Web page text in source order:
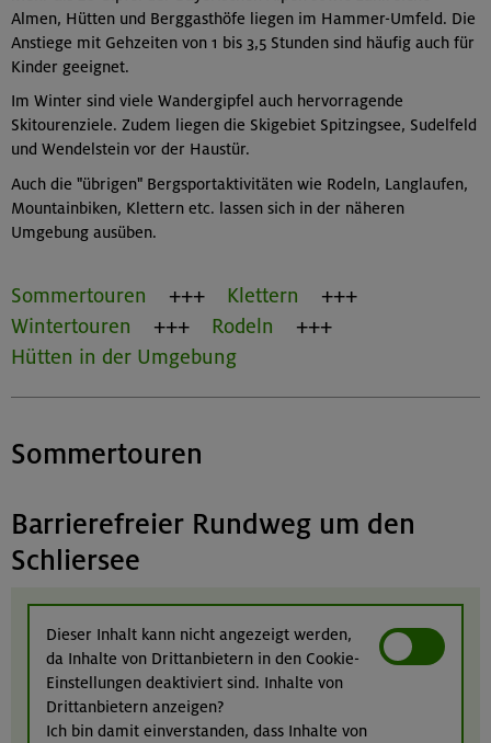
Almen, Hütten und Berggasthöfe liegen im Hammer-Umfeld. Die
Anstiege mit Gehzeiten von 1 bis 3,5 Stunden sind häufig auch für
Kinder geeignet.
Im Winter sind viele Wandergipfel auch hervorragende
Skitourenziele. Zudem liegen die Skigebiet Spitzingsee, Sudelfeld
und Wendelstein vor der Haustür.
Auch die "übrigen" Bergsportaktivitäten wie Rodeln, Langlaufen,
Mountainbiken, Klettern etc. lassen sich in der näheren
Umgebung ausüben.
Sommertouren
Klettern
Wintertouren
Rodeln
Hütten in der Umgebung
Sommertouren
Barrierefreier Rundweg um den
Schliersee
Dieser Inhalt kann nicht angezeigt werden,
da Inhalte von Drittanbietern in den Cookie-
Einstellungen deaktiviert sind. Inhalte von
Drittanbietern anzeigen?
Ich bin damit einverstanden, dass Inhalte von